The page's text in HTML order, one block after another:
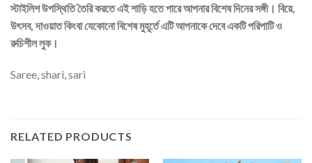
স্টাইলিশ উপস্থিতি তৈরি করতে এই শাড়ি হতে পারে আপনার বিশেষ দিনের সঙ্গী। বিয়ে,
উৎসব, দাওয়াত কিংবা যেকোনো বিশেষ মুহূর্তে এটি আপনাকে দেবে একটি পরিপাটি ও
রুচিশীল লুক।
Saree, shari, sari
RELATED PRODUCTS